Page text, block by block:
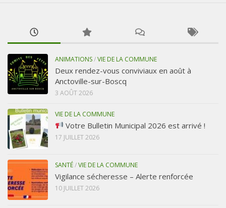
ANIMATIONS/VIE DE LA COMMUNE
Deux rendez-vous conviviaux en août à
Anctoville-sur-Boscq
3 AOÛT 2026
VIE DE LA COMMUNE
Votre Bulletin Municipal 2026 est arrivé !
17 JUILLET 2026
SANTÉ/VIE DE LA COMMUNE
Vigilance sécheresse – Alerte renforcée
10 JUILLET 2026